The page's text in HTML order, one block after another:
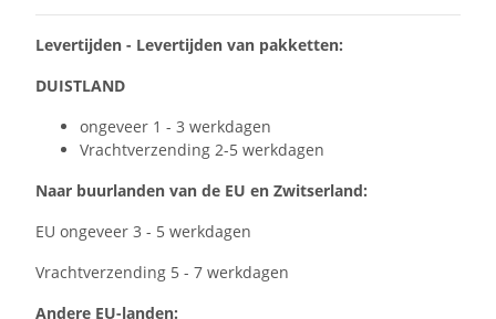
Levertijden - Levertijden van pakketten:
DUISTLAND
ongeveer 1 - 3 werkdagen
Vrachtverzending 2-5 werkdagen
Naar buurlanden van de EU en Zwitserland:
EU ongeveer 3 - 5 werkdagen
Vrachtverzending 5 - 7 werkdagen
Andere EU-landen: